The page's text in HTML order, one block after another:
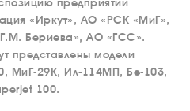
«Иркут», АО «РСК «МиГ»,
Бериева», АО «ГСС».
представлены модели
МиГ-29К, Ил-114МП, Бе-103,
100.